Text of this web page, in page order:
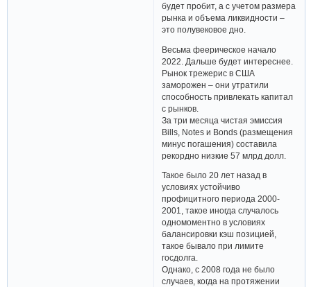
будет пробит, а с учетом размера
рынка и объема ликвидности –
это полувековое дно.
Весьма феерическое начало
2022. Дальше будет интереснее.
Рынок трежерис в США
заморожен – они утратили
способность привлекать капитал
с рынков.
За три месяца чистая эмиссия
Bills, Notes и Bonds (размещения
минус погашения) составила
рекордно низкие 57 млрд долл.
Такое было 20 лет назад в
условиях устойчиво
профицитного периода 2000-
2001, такое иногда случалось
одномоментно в условиях
балансировки кэш позицией,
такое бывало при лимите
госдолга.
Однако, с 2008 года не было
случаев, когда на протяжении